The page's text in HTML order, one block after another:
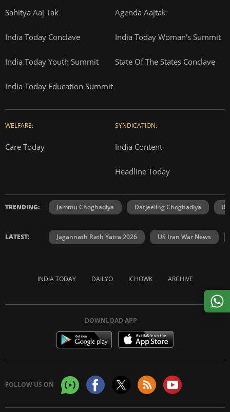
Sahitya Aaj Tak Agenda Aajtak
India Today Conclave India Today Woman's Summit
India Today Youth Summit State Of The States Conclave
India Today Education Summit
WELFARE:
Care Today
SYNDICATION:
India Content
Headline Today
TRENDING: Jammu Choghadiya Darjeeling Choghadiya
LATEST: Jagannath Rath Yatra 2026 US Iran War News
INDIA TODAY DAILYO ICHOWK ARCHIVE
DOWNLOAD APP
FOLLOW US ON